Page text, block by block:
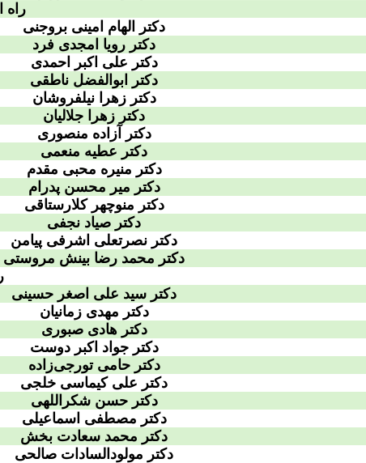
راه
دکتر الهام امینی بروجنی
دکتر رویا امجدی فرد
دکتر علی اکبر احمدی
دکتر ابوالفضل ناطقی
دکتر زهرا نیلفروشان
دکتر زهرا جلالیان
دکتر آزاده منصوری
دکتر عطیه منعمی
دکتر منیره محبی مقدم
دکتر میر محسن پدرام
دکتر منوچهر کلارستاقی
دکتر صیاد نجفی
دکتر نصرتعلی اشرفی پیامن
دکتر محمد رضا بینش مروستی
دکتر سید علی اصغر حسینی
دکتر مهدی زمانیان
دکتر هادی صبوری
دکتر جواد اکبر دوست
دکتر حامی تورجی‌زاده
دکتر علی کیماسی خلجی
دکتر حسن شکراللهی
دکتر مصطفی اسماعیلی
دکتر محمد سعادت بخش
دکتر مولودالسادات صالحی